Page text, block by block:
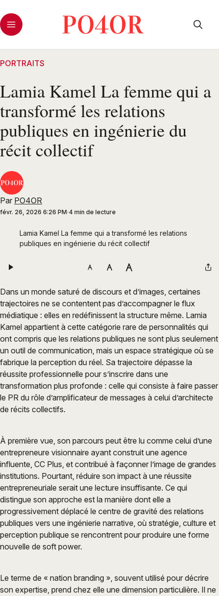
PORTRAITS
Lamia Kamel La femme qui a
transformé les relations
publiques en ingénierie du
récit collectif
Par PO4OR
févr. 26, 2026 6:26 PM 4 min de lecture
Lamia Kamel La femme qui a transformé les relations
publiques en ingénierie du récit collectif
Dans un monde saturé de discours et d’images, certaines
trajectoires ne se contentent pas d’accompagner le flux
médiatique : elles en redéfinissent la structure même. Lamia
Kamel appartient à cette catégorie rare de personnalités qui
ont compris que les relations publiques ne sont plus seulement
un outil de communication, mais un espace stratégique où se
fabrique la perception du réel. Sa trajectoire dépasse la
réussite professionnelle pour s’inscrire dans une
transformation plus profonde : celle qui consiste à faire passer
le PR du rôle d’amplificateur de messages à celui d’architecte
de récits collectifs.
À première vue, son parcours peut être lu comme celui d’une
entrepreneure visionnaire ayant construit une agence
influente, CC Plus, et contribué à façonner l’image de grandes
institutions. Pourtant, réduire son impact à une réussite
entrepreneuriale serait une lecture insuffisante. Ce qui
distingue son approche est la manière dont elle a
progressivement déplacé le centre de gravité des relations
publiques vers une ingénierie narrative, où stratégie, culture et
perception publique se rencontrent pour produire une forme
nouvelle de soft power.
Le terme de « nation branding », souvent utilisé pour décrire
son expertise, prend chez elle une dimension particulière. Il ne